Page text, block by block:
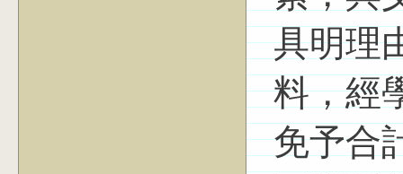
具明理
料，經
免予合